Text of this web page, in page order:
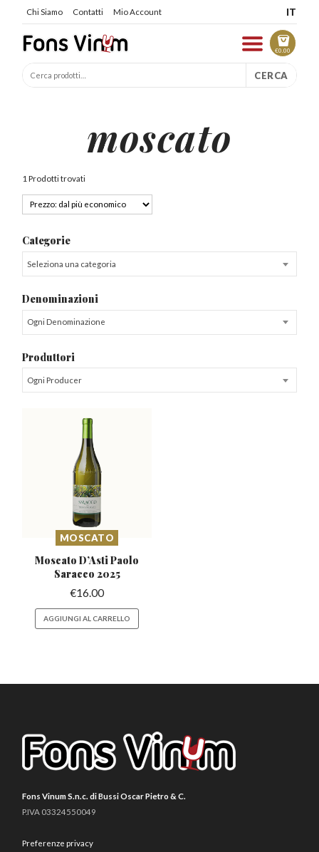
Chi Siamo Contatti Mio Account IT
€0.00
CERCA
moscato
1 Prodotti trovati
Categorie
Seleziona una categoria
Denominazioni
Ogni Denominazione
Produttori
Ogni Producer
MOSCATO
Moscato D’AstiPaolo
Saracco 2025
€16.00
AGGIUNGI AL CARRELLO
Fons Vinum S.n.c. di Bussi Oscar Pietro & C.
P.IVA 03324550049
Preferenze privacy